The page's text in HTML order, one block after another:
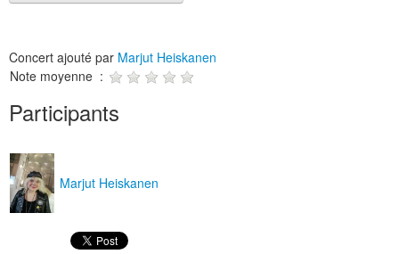
Concert ajouté par Marjut Heiskanen
Note moyenne :
Participants
Marjut Heiskanen